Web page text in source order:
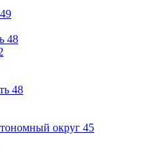
49
48
48
округ 45